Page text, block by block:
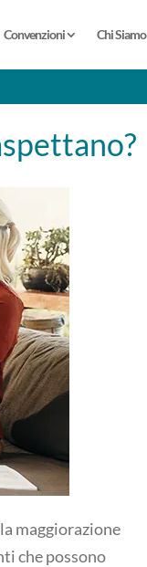
Convenzioni Chi Siamo
maggiorazione
che possono